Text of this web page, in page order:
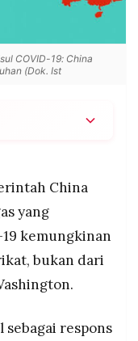
COVID-19: China
(Dok. Ist
AS yang
Wuhan.
menyatakan
laboratorium
komunitas
teori
China
yang
kemungkinan
bukan dari
respons